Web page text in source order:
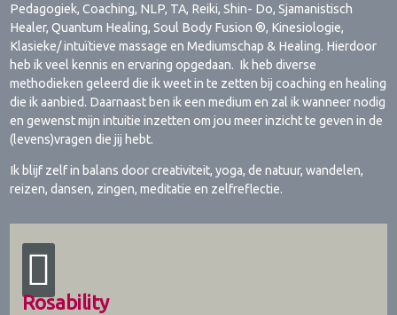
Pedagogiek, Coaching, NLP, TA, Reiki, Shin- Do, Sjamanistisch
Healer, Quantum Healing, Soul Body Fusion ®, Kinesiologie,
Klasieke/ intuïtieve massage en Mediumschap & Healing. Hierdoor
heb ik veel kennis en ervaring opgedaan. Ik heb diverse
methodieken geleerd die ik weet in te zetten bij coaching en healing
die ik aanbied. Daarnaast ben ik een medium en zal ik wanneer nodig
en gewenst mijn intuitie inzetten om jou meer inzicht te geven in de
(levens)vragen die jij hebt.
Ik blijf zelf in balans door creativiteit, yoga, de natuur, wandelen,
reizen, dansen, zingen, meditatie en zelfreflectie.
Rosability